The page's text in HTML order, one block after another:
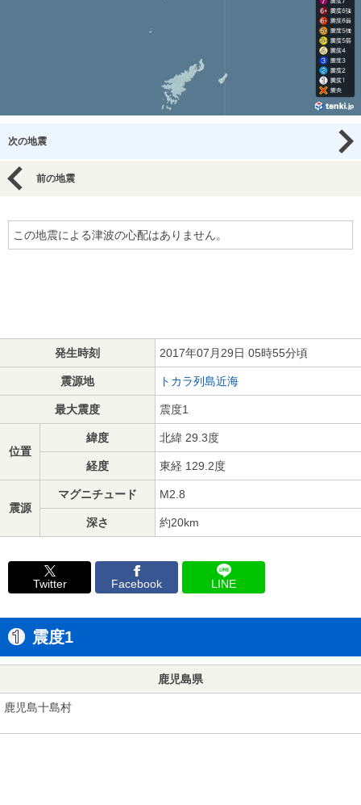
次の地震
前の地震
この地震による津波の心配はありません。
発生時刻 2017年07月29日 05時55分頃
震源地 トカラ列島近海
最大震度 震度1
位置
緯度 北緯 29.3度
経度 東経 129.2度
震源
マグニチュード M2.8
深さ 約20km
Twitter Facebook LINE
震度1
鹿児島県
鹿児島十島村